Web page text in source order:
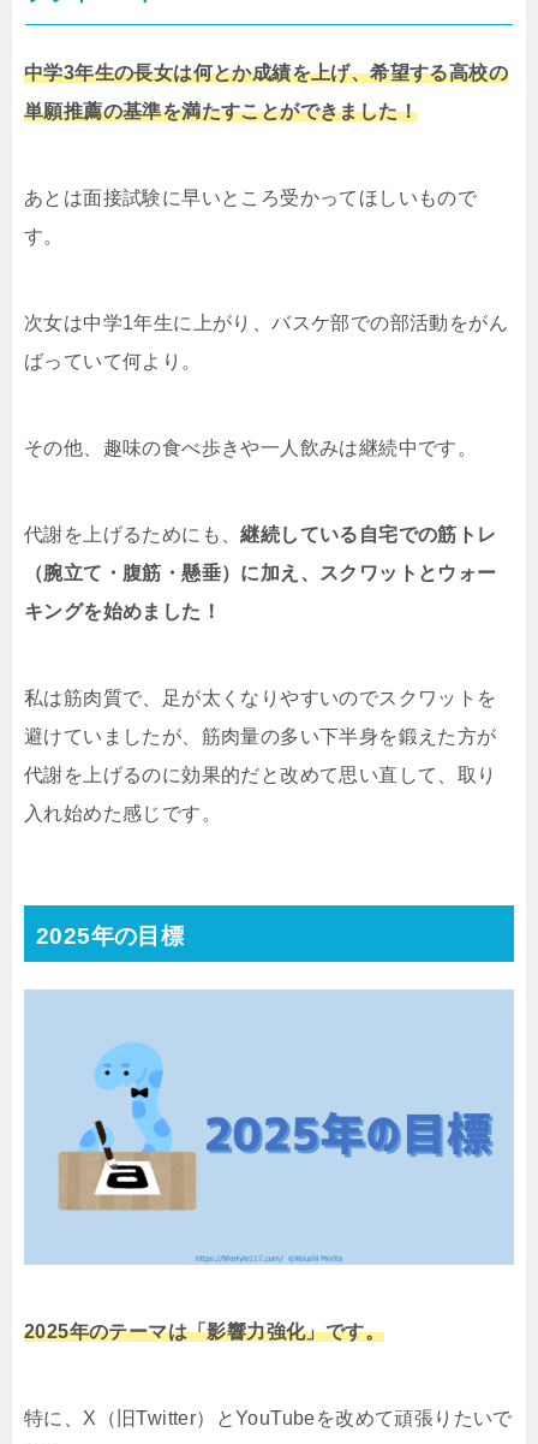
中学3年生の長女は何とか成績を上げ、希望する高校の
単願推薦の基準を満たすことができました！
あとは面接試験に早いところ受かってほしいもので
す。
次女は中学1年生に上がり、バスケ部での部活動をがん
ばっていて何より。
その他、趣味の食べ歩きや一人飲みは継続中です。
代謝を上げるためにも、継続している自宅での筋トレ
（腕立て・腹筋・懸垂）に加え、スクワットとウォー
キングを始めました！
私は筋肉質で、足が太くなりやすいのでスクワットを
避けていましたが、筋肉量の多い下半身を鍛えた方が
代謝を上げるのに効果的だと改めて思い直して、取り
入れ始めた感じです。
2025年の目標
2025年のテーマは「影響力強化」です。
特に、X（旧Twitter）とYouTubeを改めて頑張りたいで